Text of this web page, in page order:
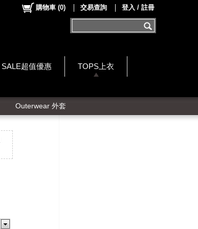
SALE超值優惠 TOPS上衣
購物車 (0) 交易查詢 登入 / 註冊
Outerwear 外套